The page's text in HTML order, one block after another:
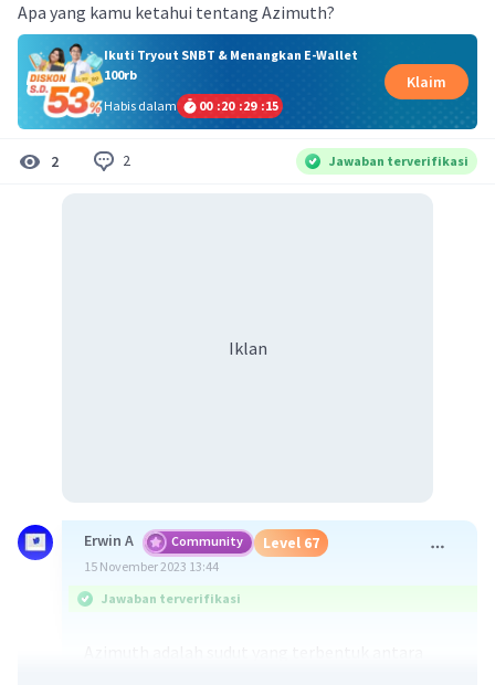
Apa yang kamu ketahui tentang Azimuth?
Ikuti Tryout SNBT & Menangkan E-Wallet
100rb
Habis dalam
00 :20 :29 :14
Klaim
2 2 Jawaban terverifikasi
Iklan
Erwin A Community Level 67
15 November 2023 13:44
Jawaban terverifikasi